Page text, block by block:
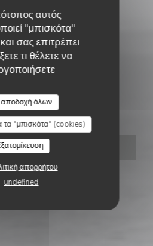
αυτός
"μπισκότα"
σας επιτρέπει
τι θέλετε να
αποδοχή όλων
τα "μπισκότα" (cookies)
απορρήτου
undefined
ΤΡΑΠΕΖΙΟΎ